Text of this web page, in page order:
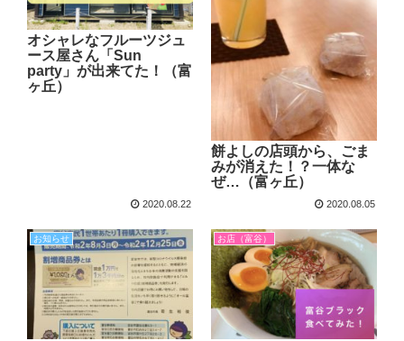
オシャレなフルーツジュ
ース屋さん「Sun
party」が出来てた！（富
ヶ丘）
2020.08.22
餅よしの店頭から、ごま
みが消えた！？一体な
ぜ…（富ヶ丘）
2020.08.05
お知らせ お店（富谷）